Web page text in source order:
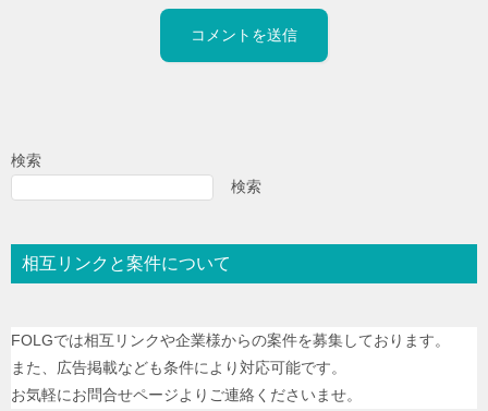
検索
検索
相互リンクと案件について
FOLGでは相互リンクや企業様からの案件を募集しております。
また、広告掲載なども条件により対応可能です。
お気軽にお問合せページよりご連絡くださいませ。